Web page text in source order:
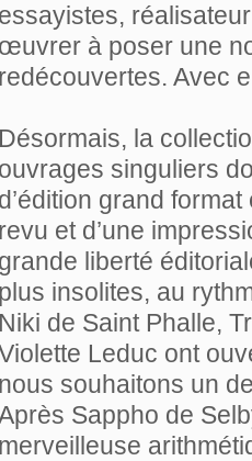
essayistes,
œuvrer à poser une
redécouvertes. Avec
Désormais, la
ouvrages singuliers
d’édition grand
revu et d’une
grande liberté
plus insolites, au
Niki de Saint Phalle,
Leduc ont
nous souhaitons un
Sappho de
merveilleuse